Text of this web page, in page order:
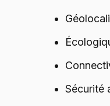
Sécurité